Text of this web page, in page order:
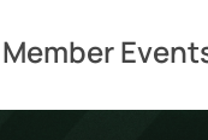
Member